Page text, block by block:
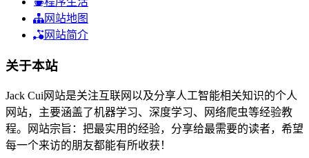
网站地图
网站简介
关于本站
Jack Cui网站是关注互联网以及分享人工智能相关知识的个人
网站，主要涵盖了机器学习、深度学习、网络爬虫等经验教
程。网站宗旨：把最实用的经验，分享给最需要的读者，希望
每一个来访的朋友都能有所收获！